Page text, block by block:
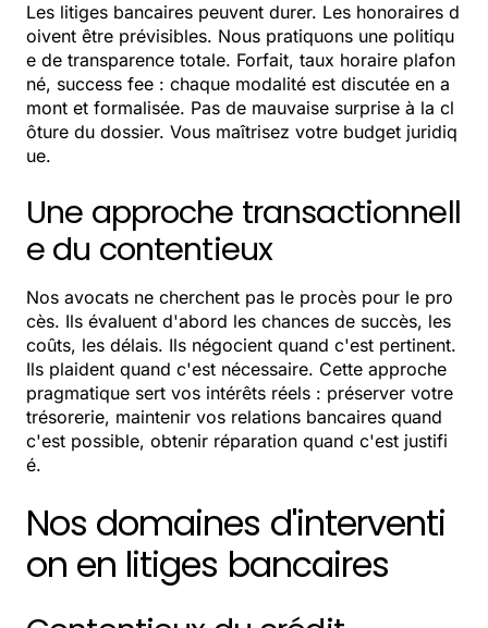
Les litiges bancaires peuvent durer. Les honoraires d
oivent être prévisibles. Nous pratiquons une politiqu
e de transparence totale. Forfait, taux horaire plafon
né, success fee : chaque modalité est discutée en a
mont et formalisée. Pas de mauvaise surprise à la cl
ôture du dossier. Vous maîtrisez votre budget juridiq
ue.
Une approche transactionnell
e du contentieux
Nos avocats ne cherchent pas le procès pour le pro
cès. Ils évaluent d'abord les chances de succès, les
coûts, les délais. Ils négocient quand c'est pertinent.
Ils plaident quand c'est nécessaire. Cette approche
pragmatique sert vos intérêts réels : préserver votre
trésorerie, maintenir vos relations bancaires quand
c'est possible, obtenir réparation quand c'est justifi
é.
Nos domaines d'interventi
on en litiges bancaires